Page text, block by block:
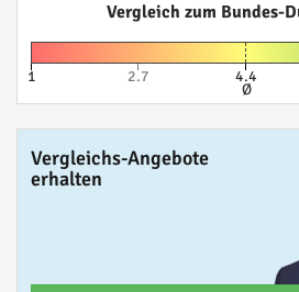
Vergleich zum Bundes-
1 2.7 4.4
Ø
Vergleichs-Angebote
erhalten